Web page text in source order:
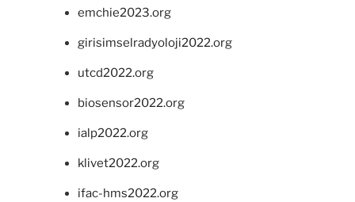
emchie2023.org
girisimselradyoloji2022.org
utcd2022.org
biosensor2022.org
ialp2022.org
klivet2022.org
ifac-hms2022.org